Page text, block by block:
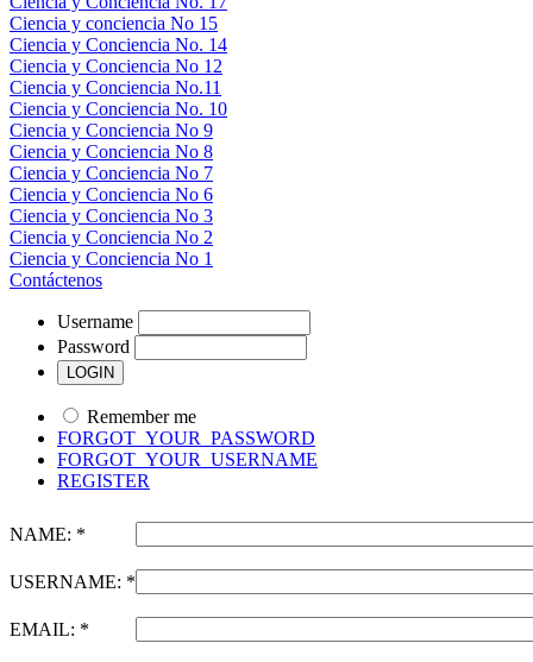
Ciencia y conciencia No 15
Ciencia y Conciencia No. 14
Ciencia y Conciencia No 12
Ciencia y Conciencia No.11
Ciencia y Conciencia No. 10
Ciencia y Conciencia No 9
Ciencia y Conciencia No 8
Ciencia y Conciencia No 7
Ciencia y Conciencia No 6
Ciencia y Conciencia No 3
Ciencia y Conciencia No 2
Ciencia y Conciencia No 1
Contáctenos
Username
Password
Remember me
FORGOT_YOUR_PASSWORD
FORGOT_YOUR_USERNAME
REGISTER
NAME: *
USERNAME: *
EMAIL: *